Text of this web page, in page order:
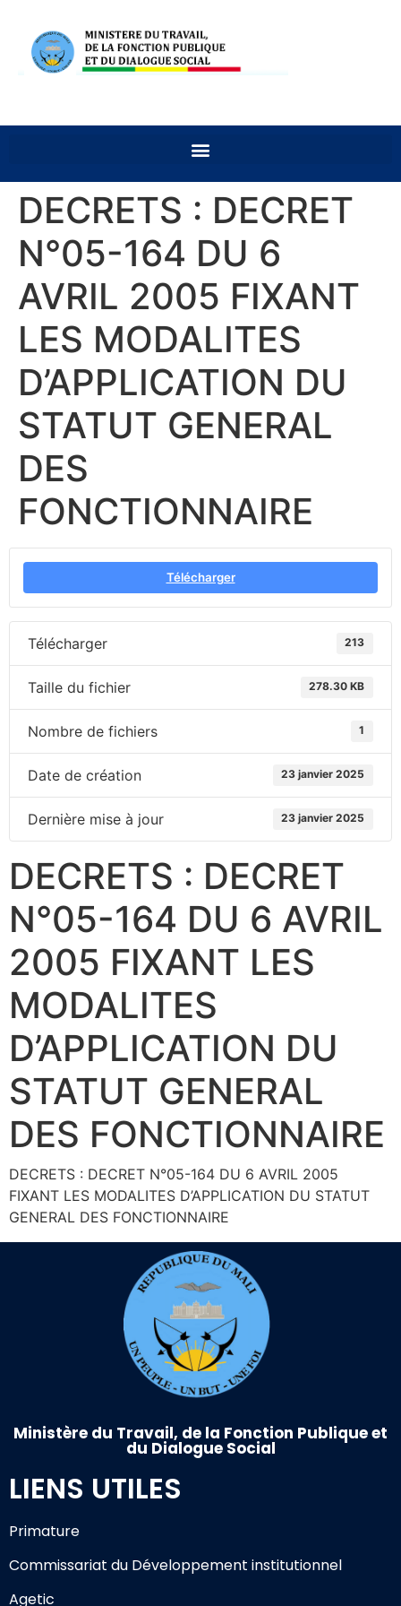
DECRETS : DECRET
N°05-164 DU 6
AVRIL 2005 FIXANT
LES MODALITES
D’APPLICATION DU
STATUT GENERAL
DES
FONCTIONNAIRE
Télécharger
Télécharger 213
Taille du fichier 278.30 KB
Nombre de fichiers 1
Date de création 23 janvier 2025
Dernière mise à jour 23 janvier 2025
DECRETS : DECRET
N°05-164 DU 6 AVRIL
2005 FIXANT LES
MODALITES
D’APPLICATION DU
STATUT GENERAL
DES FONCTIONNAIRE
DECRETS : DECRET N°05-164 DU 6 AVRIL 2005
FIXANT LES MODALITES D’APPLICATION DU STATUT
GENERAL DES FONCTIONNAIRE
Ministère du Travail, de la Fonction Publique et
du Dialogue Social
LIENS UTILES
Primature
Commissariat du Développement institutionnel
Agetic